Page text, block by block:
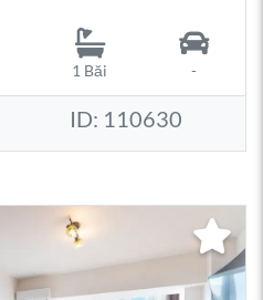
1 Băi -
ID: 110630